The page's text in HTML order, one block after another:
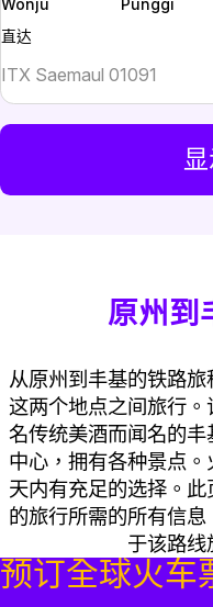
Wonju
Punggi
直达
ITX Saemaul 01091
原州到
从原州到丰基的铁路
这两个地点之间旅行
名传统美酒而闻名的
中心，拥有各种景点
天内有充足的选择。
的旅行所需的所有信
于该路线
预订全球火车